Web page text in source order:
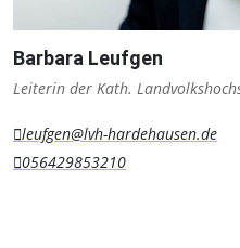
Barbara Leufgen
Leiterin der Kath.
leufgen@lvh-hardehausen.de
056429853210